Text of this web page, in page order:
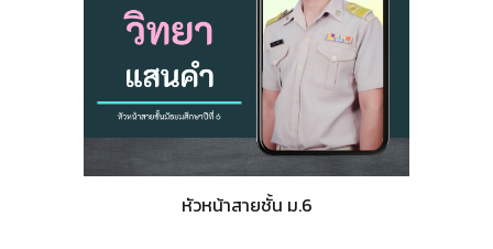
หัวหน้าสายชั้น ม.6